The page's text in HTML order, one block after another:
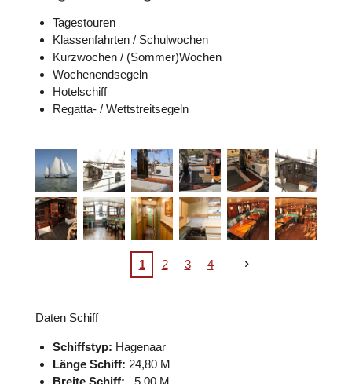
Tagestouren
Klassenfahrten / Schulwochen
Kurzwochen / (Sommer)Wochen
Wochenendsegeln
Hotelschiff
Regatta- / Wettstreitsegeln
1 2 3 4
Daten Schiff
Schiffstyp: Hagenaar
Länge Schiff: 24,80 M
Breite Schiff: 5,00 M